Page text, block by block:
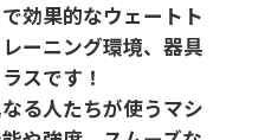
効果的なウェートト
ーニング環境、器具
スです！
る人たちが使うマシ